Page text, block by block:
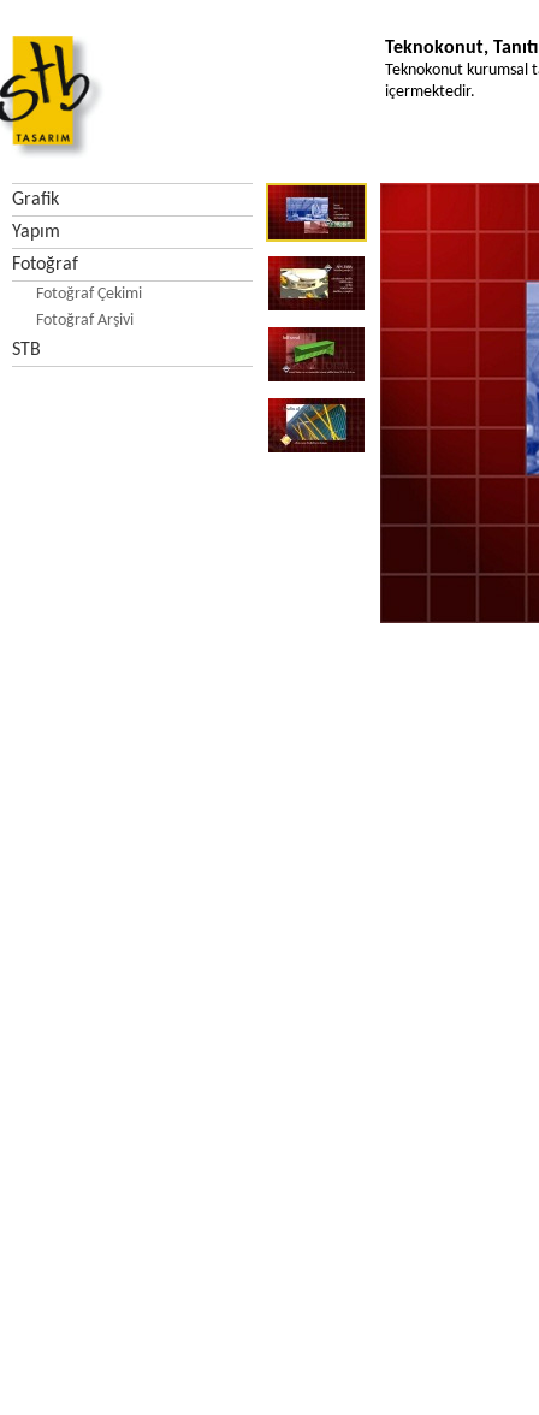
Teknokonut,
Teknokonut kurumsal
içermektedir.
Grafik
Yapım
Fotoğraf
Fotoğraf Çekimi
Fotoğraf Arşivi
STB